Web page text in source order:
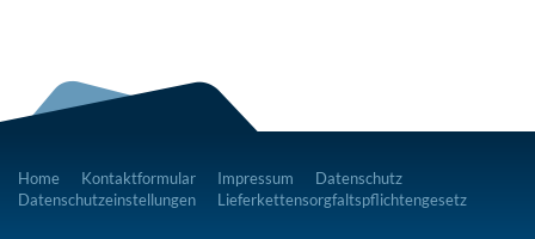
Home Kontaktformular Impressum
Datenschutz
Datenschutzeinstellungen
Lieferkettensorgfaltspflichtengesetz